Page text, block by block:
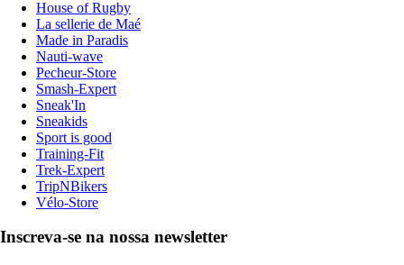
House of Rugby
La sellerie de Maé
Made in Paradis
Nauti-wave
Pecheur-Store
Smash-Expert
Sneak'In
Sneakids
Sport is good
Training-Fit
Trek-Expert
TripNBikers
Vélo-Store
Inscreva-se na nossa newsletter